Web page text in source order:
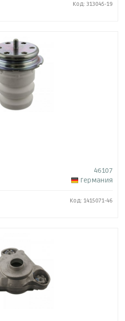
Код: 313045-19
46107
Германия
Код: 1415071-46